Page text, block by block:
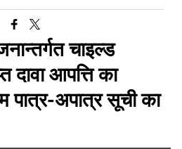
चाइल्ड
दावा आपत्ति का
पात्र-अपात्र सूची का